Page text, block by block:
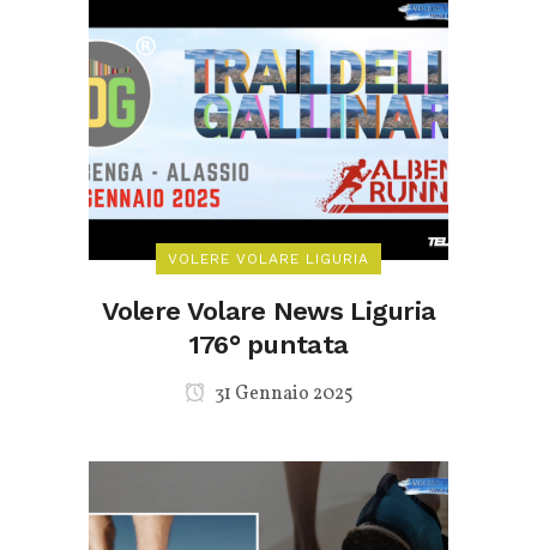
VOLERE VOLARE LIGURIA
Volere Volare News Liguria
176° puntata
31 Gennaio 2025